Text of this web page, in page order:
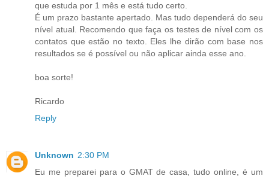
que estuda por 1 mês e está tudo certo.
É um prazo bastante apertado. Mas tudo dependerá do seu
nível atual. Recomendo que faça os testes de nível com os
contatos que estão no texto. Eles lhe dirão com base nos
resultados se é possível ou não aplicar ainda esse ano.
boa sorte!
Ricardo
Reply
Unknown 2:30 PM
Eu me preparei para o GMAT de casa, tudo online, é um